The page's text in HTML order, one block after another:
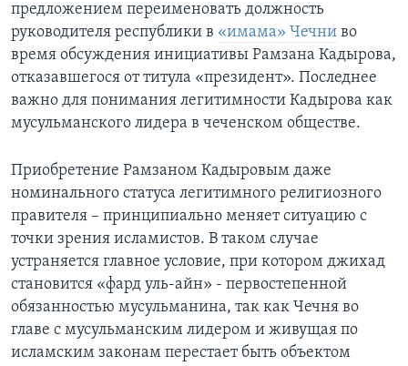
предложением переименовать должность
руководителя республики в «имама» Чечни во
время обсуждения инициативы Рамзана Кадырова,
отказавшегося от титула «президент». Последнее
важно для понимания легитимности Кадырова как
мусульманского лидера в чеченском обществе.
Приобретение Рамзаном Кадыровым даже
номинального статуса легитимного религиозного
правителя – принципиально меняет ситуацию с
точки зрения исламистов. В таком случае
устраняется главное условие, при котором джихад
становится «фард уль-айн» - первостепенной
обязанностью мусульманина, так как Чечня во
главе с мусульманским лидером и живущая по
исламским законам перестает быть объектом